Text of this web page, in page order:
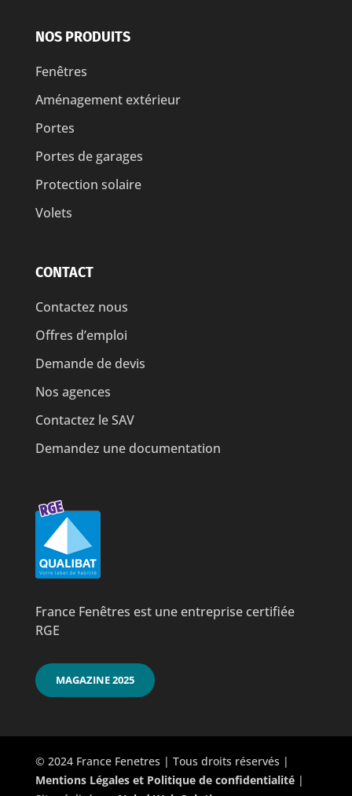
NOS PRODUITS
Fenêtres
Aménagement extérieur
Portes
Portes de garages
Protection solaire
Volets
CONTACT
Contactez nous
Offres d’emploi
Demande de devis
Nos agences
Contactez le SAV
Demandez une documentation
France Fenêtres est une entreprise certifiée
RGE
MAGAZINE 2025
© 2024 France Fenetres | Tous droits réservés |
Mentions Légales et Politique de confidentialité|